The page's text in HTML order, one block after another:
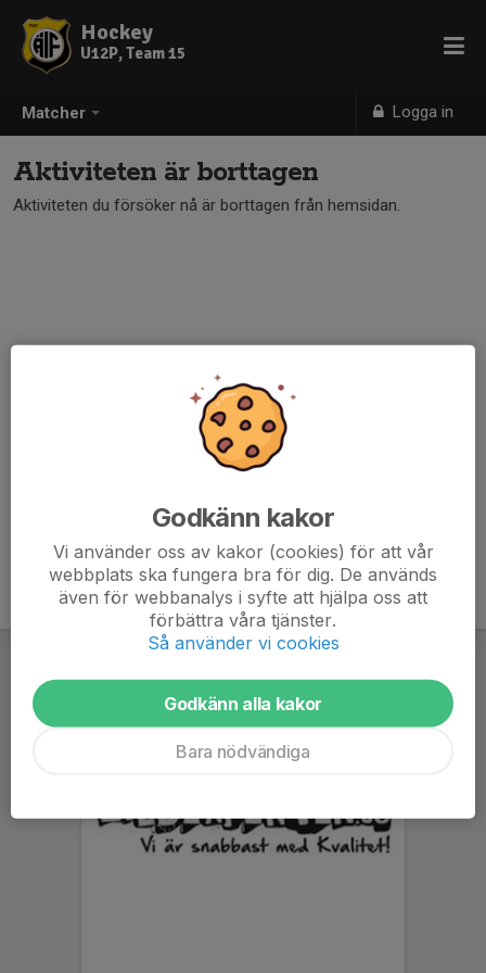
Matcher Logga in
Hockey
U12P, Team 15
Aktiviteten är borttagen
Aktiviteten du försöker nå är borttagen från hemsidan.
Godkänn kakor
Vi använder oss av kakor (cookies) för att vår
webbplats ska fungera bra för dig. De används
även för webbanalys i syfte att hjälpa oss att
förbättra våra tjänster.
Så använder vi cookies
Godkänn alla kakor
Bara nödvändiga